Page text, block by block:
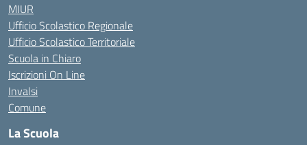
MIUR
Ufficio Scolastico Regionale
Ufficio Scolastico Territoriale
Scuola in Chiaro
Iscrizioni On Line
Invalsi
Comune
La Scuola